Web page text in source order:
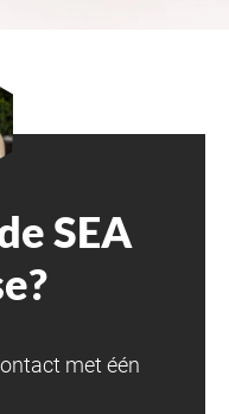
SEA
met één